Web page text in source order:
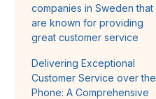
companies in Sweden that
are known for providing
great customer service
Delivering Exceptional
Customer Service over the
Phone: A Comprehensive